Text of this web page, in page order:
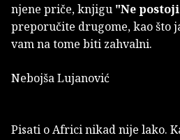
njene priče, knjigu "Ne
preporučite drugome, kao što
vam na tome biti zahvalni.
Nebojša Lujanović
Pisati o Africi nikad nije lako.